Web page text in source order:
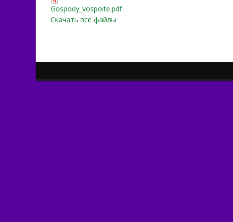
Gospody_vospoite.pdf
Gospody_vospoite.pdf
Скачать все файлы